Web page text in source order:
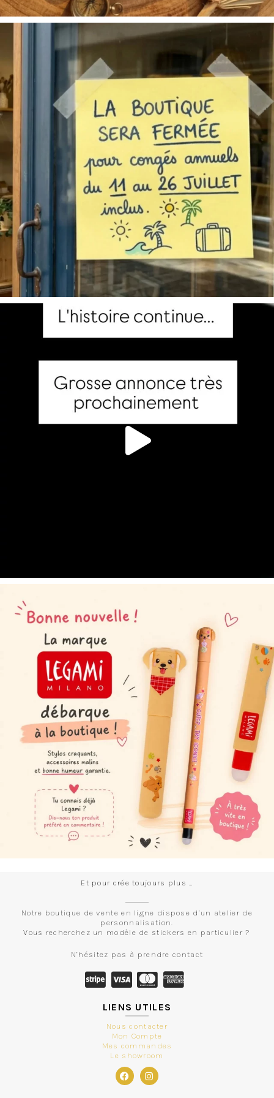
Et pour crée toujours plus …
Notre boutique de vente en ligne dispose d’un atelier de
personnalisation.
Vous recherchez un modèle de stickers en particulier ?
N’hésitez pas à prendre contact
LIENS UTILES
Nous contacter
Mon Compte
Mes commandes
Le showroom